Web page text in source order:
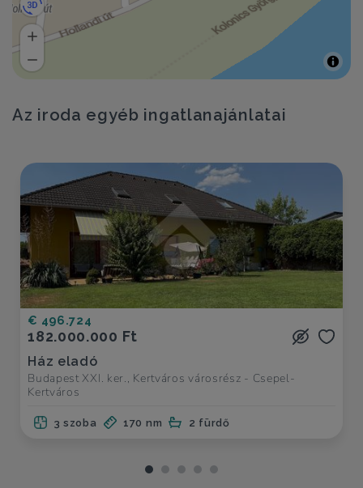
Az iroda egyéb ingatlanajánlatai
€ 496.724
182.000.000 Ft
Ház eladó
Budapest XXI. ker., Kertváros városrész - Csepel-
Kertváros
3 szoba 170 nm 2 fürdő